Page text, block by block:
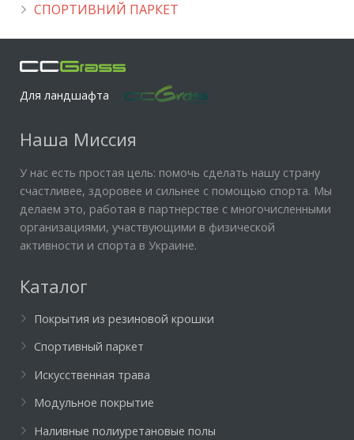
СПОРТИВНИЙ ПАРКЕТ
Для ландшафта
Наша Миссия
У нас есть простая цель: помочь сделать нашу страну
счастливее, здоровее и сильнее с помощью спорта. Мы
делаем это, работая в партнерстве с многочисленными
организациями, участвующими в физической
активности и спорта в Украине.
Каталог
Покрытия из резиновой крошки
Спортивный паркет
Искусственная трава
Модульное покрытие
Наливные полиуретановые полы